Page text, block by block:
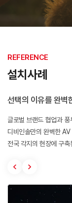
REFERENCE
설치사례
선택의 이유를 완벽
글로벌 브랜드 협업과 풍
디비인솔만의 완벽한
전국 각지의 현장에 구